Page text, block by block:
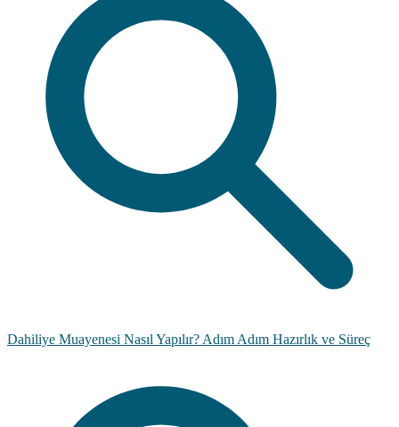
Dahiliye Muayenesi Nasıl Yapılır? Adım Adım Hazırlık ve Süreç